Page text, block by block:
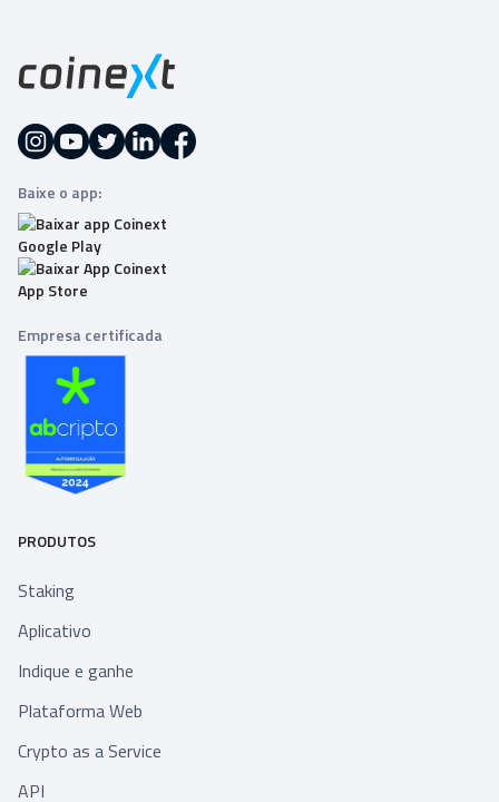
Baixe o app:
Empresa certificada
PRODUTOS
Staking
Aplicativo
Indique e ganhe
Plataforma Web
Crypto as a Service
API